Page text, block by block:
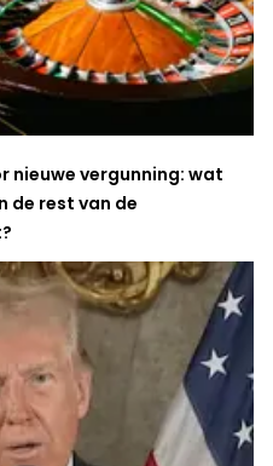
nieuwe vergunning: wat
de rest van de